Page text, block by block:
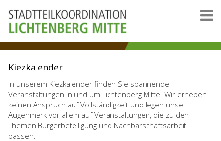
Kiezkalender
In unserem Kiezkalender finden Sie spannende
Veranstaltungen in und um Lichtenberg Mitte. Wir erheben
keinen Anspruch auf Vollständigkeit und legen unser
Augenmerk vor allem auf Veranstaltungen, die zu den
Themen Bürgerbeteiligung und Nachbarschaftsarbeit
passen.